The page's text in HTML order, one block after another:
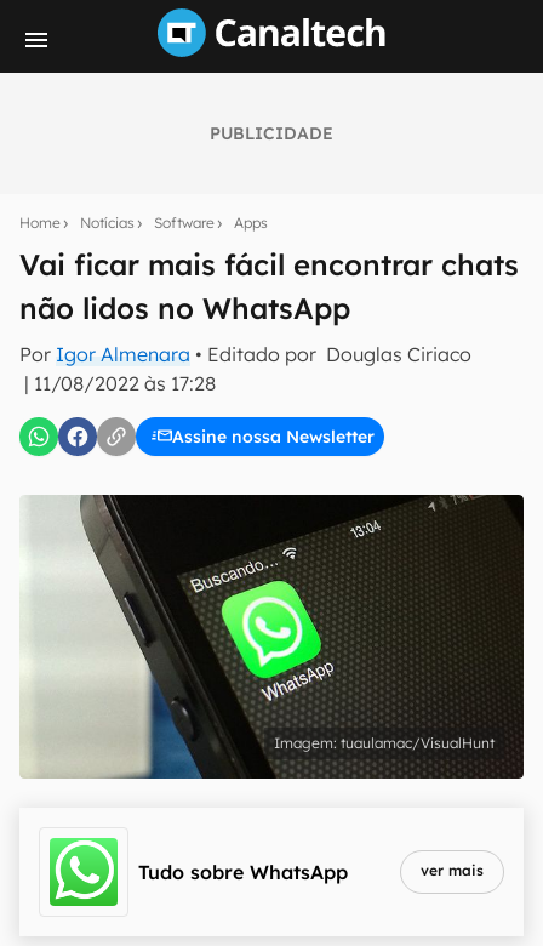
PUBLICIDADE
Home Notícias Software Apps
Vai ficar mais fácil encontrar chats
não lidos no WhatsApp
Por Igor Almenara • Editado por Douglas Ciriaco
| 11/08/2022 às 17:28
Assine nossa Newsletter
notícias e reviews sobre tecnologia em primeira
mão.
E-mail
Uso e Política de Privacidade do Canaltech.
tuaulamac/VisualHunt
Tudo sobre WhatsApp ver mais